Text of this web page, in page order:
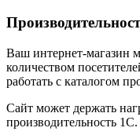
Ваш интернет-магазин
количеством
работать с каталогом
Сайт может держать
производительность 1С.